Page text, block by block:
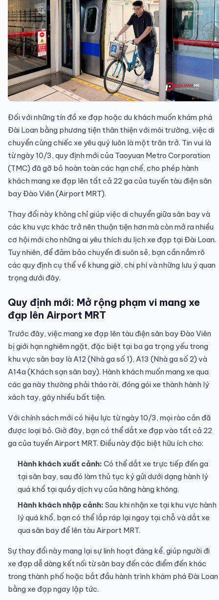
Đối với những tín đồ xe đạp hoặc du khách muốn khám phá
Đài Loan bằng phương tiện thân thiện với môi trường, việc di
chuyển cùng chiếc xe yêu quý luôn là một trăn trở. Tin vui là
từ ngày 10/3, quy định mới của Taoyuan Metro Corporation
(TMC) đã gỡ bỏ hoàn toàn các hạn chế, cho phép hành
khách mang xe đạp lên tất cả 22 ga của tuyến tàu điện sân
bay Đào Viên (Airport MRT).
Thay đổi này không chỉ giúp việc di chuyển giữa sân bay và
các khu vực khác trở nên thuận tiện hơn mà còn mở ra nhiều
cơ hội mới cho những ai yêu thích du lịch xe đạp tại Đài Loan.
Tuy nhiên, để đảm bảo chuyến đi suôn sẻ, bạn cần nắm rõ
các quy định cụ thể về khung giờ, chi phí và những lưu ý quan
trọng dưới đây.
Quy định mới: Mở rộng phạm vi mang xe
đạp lên Airport MRT
Trước đây, việc mang xe đạp lên tàu điện sân bay Đào Viên
bị giới hạn nghiêm ngặt, đặc biệt tại ba ga trọng yếu trong
khu vực sân bay là A12 (Nhà ga số 1), A13 (Nhà ga số 2) và
A14a (Khách sạn sân bay). Hành khách muốn mang xe qua
các ga này thường phải tháo rời, đóng gói xe thành hành lý
xách tay, gây nhiều bất tiện.
Với chính sách mới có hiệu lực từ ngày 10/3, mọi rào cản đã
được loại bỏ. Giờ đây, bạn có thể dắt xe đạp vào tất cả 22
ga của tuyến Airport MRT. Điều này đặc biệt hữu ích cho:
Hành khách xuất cảnh: Có thể dắt xe trực tiếp đến ga
tại sân bay, sau đó làm thủ tục ký gửi dưới dạng hành lý
quá khổ tại quầy dịch vụ của hãng hàng không.
Hành khách nhập cảnh: Sau khi nhận xe tại khu vực hành
lý quá khổ, bạn có thể lắp ráp lại ngay tại chỗ và dắt xe
qua sân bay để lên tàu Airport MRT.
Sự thay đổi này mang lại sự linh hoạt đáng kể, giúp người đi
xe đạp dễ dàng kết nối từ sân bay đến các điểm đến khác
trong thành phố hoặc bắt đầu hành trình khám phá Đài Loan
bằng xe đạp ngay lập tức.